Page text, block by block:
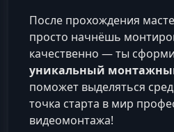
После прохождения
просто начнёшь
качественно — ты
уникальный
поможет выделяться
точка старта в мир
видеомонтажа!